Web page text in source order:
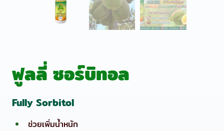
ฟูลลี่ ซอร์บิทอล
Fully Sorbitol
ช่วยเพิ่มน้ำหนัก